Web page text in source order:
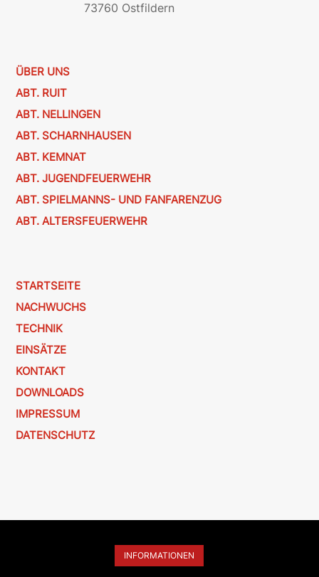
73760 Ostfildern
ÜBER UNS
ABT. RUIT
ABT. NELLINGEN
ABT. SCHARNHAUSEN
ABT. KEMNAT
ABT. JUGENDFEUERWEHR
ABT. SPIELMANNS- UND FANFARENZUG
ABT. ALTERSFEUERWEHR
STARTSEITE
NACHWUCHS
TECHNIK
EINSÄTZE
KONTAKT
DOWNLOADS
IMPRESSUM
DATENSCHUTZ
INFORMATIONEN